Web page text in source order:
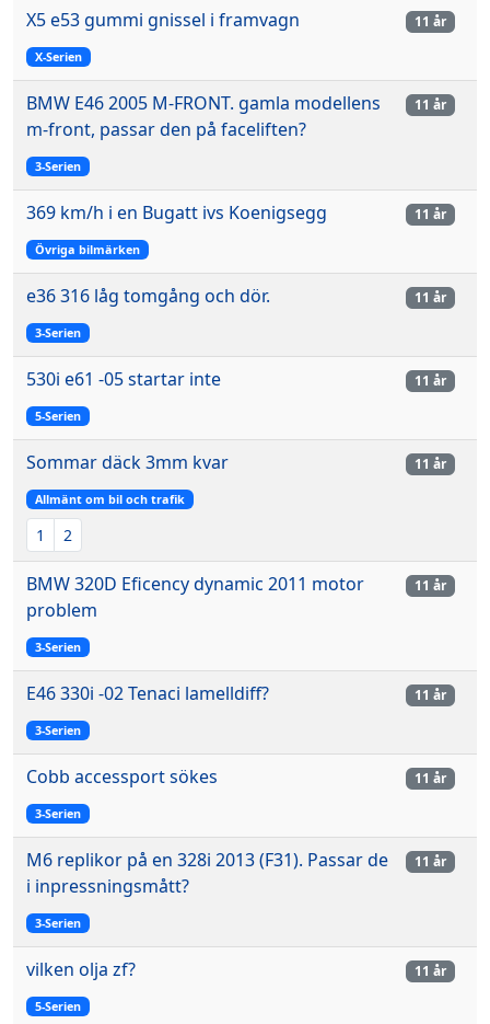
X5 e53 gummi gnissel i framvagn
X-Serien
11 år
BMW E46 2005 M-FRONT. gamla modellens
m-front, passar den på faceliften?
3-Serien
11 år
369 km/h i en Bugatt ivs Koenigsegg
Övriga bilmärken
11 år
e36 316 låg tomgång och dör.
3-Serien
11 år
530i e61 -05 startar inte
5-Serien
11 år
Sommar däck 3mm kvar
Allmänt om bil och trafik
1 2
11 år
BMW 320D Eficency dynamic 2011 motor
problem
3-Serien
11 år
E46 330i -02 Tenaci lamelldiff?
3-Serien
11 år
Cobb accessport sökes
3-Serien
11 år
M6 replikor på en 328i 2013 (F31). Passar de
i inpressningsmått?
3-Serien
11 år
vilken olja zf?
5-Serien
11 år